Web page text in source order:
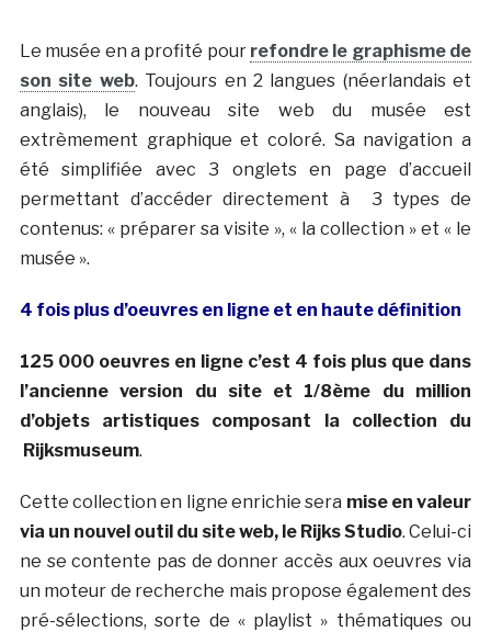
Le musée en a profité pour refondre le graphisme de
son site web. Toujours en 2 langues (néerlandais et
anglais), le nouveau site web du musée est
extrèmement graphique et coloré. Sa navigation a
été simplifiée avec 3 onglets en page d’accueil
permettant d’accéder directement à 3 types de
contenus: « préparer sa visite », « la collection » et « le
musée ».
4 fois plus d’oeuvres en ligne et en haute définition
125 000 oeuvres en ligne c’est 4 fois plus que dans
l’ancienne version du site et 1/8ème du million
d’objets artistiques composant la collection du
Rijksmuseum.
Cette collection en ligne enrichie sera mise en valeur
via un nouvel outil du site web, le Rijks Studio. Celui-ci
ne se contente pas de donner accès aux oeuvres via
un moteur de recherche mais propose également des
pré-sélections, sorte de « playlist » thématiques ou